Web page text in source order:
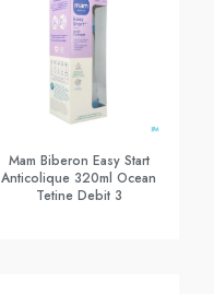
Mam Biberon Easy Start
Anticolique 320ml Ocean
Tetine Debit 3